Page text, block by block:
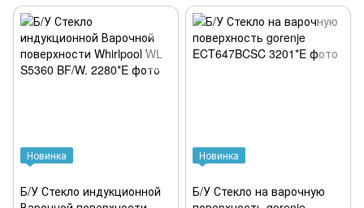
Новинка
Б/У Стекло индукционной
Новинка
Б/У Стекло на варочную